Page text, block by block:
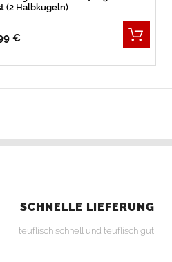
(2 Halbkugeln)
€
SCHNELLE LIEFERUNG
teuflisch schnell und teuflisch gut!